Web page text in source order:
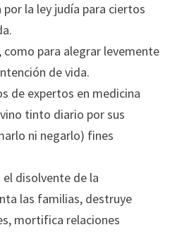
la ley judía para ciertos
para alegrar levemente
de vida.
de expertos en medicina
tinto diario por sus
ni negarlo) fines
el disolvente de la
las familias, destruye
mortifica relaciones